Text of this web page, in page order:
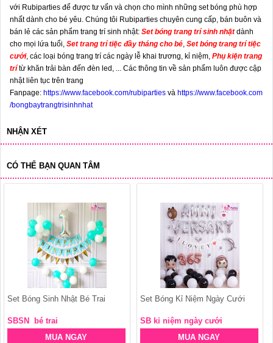
với Rubiparties để được tư vấn và chọn cho mình những set bóng phù hợp
nhất dành cho bé yêu. Chúng tôi Rubiparties chuyên cung cấp, bán buôn và
bán lẻ các sản phẩm trang trí sinh nhật: Set bóng trang trí sinh nhậtdành
cho mọi lứa tuổi, Set trang trí tiệc đầy tháng cho bé, Set bóng trang trí tiệc
cưới, các loại bóng trang trí các ngày lễ khai trương, kỉ niệm, Phụ kiện trang
trítừ khăn trải bàn đến đèn led, ... Các thông tin về sản phẩm luôn được cập
nhật liên tục trên trang
Fanpage: https://www.facebook.com/rubiparties và https://www.facebook.com
/bongbaytrangtrisinhnhat
NHẬN XÉT
CÓ THỂ BẠN QUAN TÂM
Set Bóng Sinh Nhật Bé Trai
SBSN bé trai
MUA NGAY
Set Bóng Kỉ Niệm Ngày Cưới
SB kỉ niệm ngày cưới
MUA NGAY